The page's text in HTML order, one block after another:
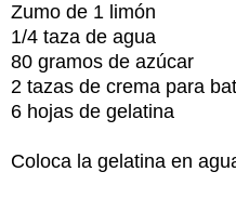
Zumo de 1 limón
1/4 taza de agua
80 gramos de azúcar
2 tazas de crema para
6 hojas de gelatina
Coloca la gelatina en